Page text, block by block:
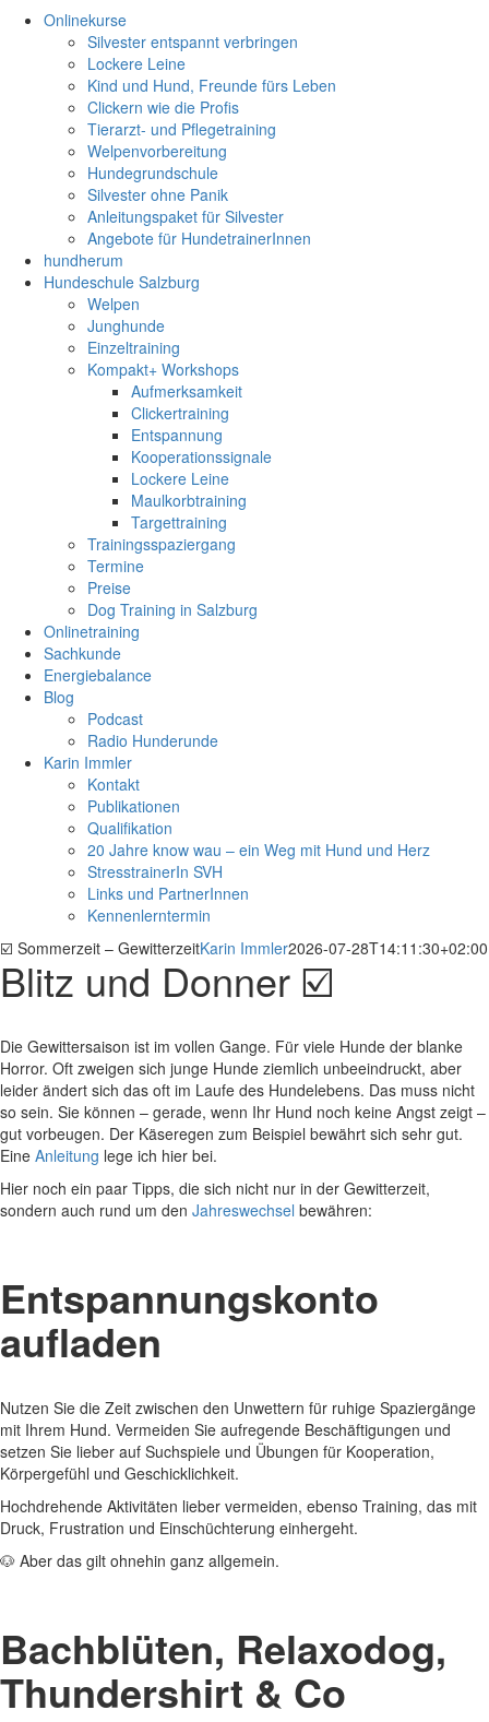
Onlinekurse
Silvester entspannt verbringen
Lockere Leine
Kind und Hund, Freunde fürs Leben
Clickern wie die Profis
Tierarzt- und Pflegetraining
Welpenvorbereitung
Hundegrundschule
Silvester ohne Panik
Anleitungspaket für Silvester
Angebote für HundetrainerInnen
hundherum
Hundeschule Salzburg
Welpen
Junghunde
Einzeltraining
Kompakt+ Workshops
Aufmerksamkeit
Clickertraining
Entspannung
Kooperationssignale
Lockere Leine
Maulkorbtraining
Targettraining
Trainingsspaziergang
Termine
Preise
Dog Training in Salzburg
Onlinetraining
Sachkunde
Energiebalance
Blog
Podcast
Radio Hunderunde
Karin Immler
Kontakt
Publikationen
Qualifikation
20 Jahre know wau – ein Weg mit Hund und Herz
StresstrainerIn SVH
Links und PartnerInnen
Kennenlerntermin
☑️ Sommerzeit – GewitterzeitKarin Immler2026-07-28T14:11:30+02:00
Blitz und Donner ☑️
Die Gewittersaison ist im vollen Gange. Für viele Hunde der blanke
Horror. Oft zweigen sich junge Hunde ziemlich unbeeindruckt, aber
leider ändert sich das oft im Laufe des Hundelebens. Das muss nicht
so sein. Sie können – gerade, wenn Ihr Hund noch keine Angst zeigt –
gut vorbeugen. Der Käseregen zum Beispiel bewährt sich sehr gut.
Eine Anleitung lege ich hier bei.
Hier noch ein paar Tipps, die sich nicht nur in der Gewitterzeit,
sondern auch rund um den Jahreswechsel bewähren:
Entspannungskonto
aufladen
Nutzen Sie die Zeit zwischen den Unwettern für ruhige Spaziergänge
mit Ihrem Hund. Vermeiden Sie aufregende Beschäftigungen und
setzen Sie lieber auf Suchspiele und Übungen für Kooperation,
Körpergefühl und Geschicklichkeit.
Hochdrehende Aktivitäten lieber vermeiden, ebenso Training, das mit
Druck, Frustration und Einschüchterung einhergeht.
🐶 Aber das gilt ohnehin ganz allgemein.
Bachblüten, Relaxodog,
Thundershirt & Co